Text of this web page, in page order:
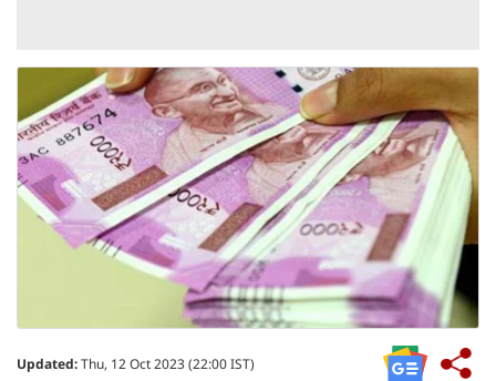
Updated:Thu, 12 Oct 2023 (22:00 IST)